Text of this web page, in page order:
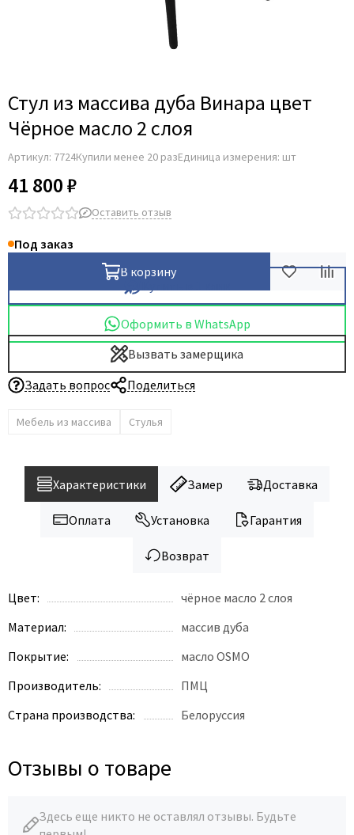
Стул из массива дуба Винара цвет
Чёрное масло 2 слоя
Артикул: 7724Купили менее 20 разЕдиница измерения: шт
41 800 ₽
Оставить отзыв
Под заказ
В корзину
Оформить в WhatsApp
Вызвать замерщика
Задать вопрос
Поделиться
Мебель из массива Стулья
Характеристики Замер Доставка
Оплата Установка Гарантия
Возврат
Цвет:
чёрное масло 2 слоя
Материал:
массив дуба
Покрытие:
масло OSMO
Производитель:
ПМЦ
Страна производства:
Белоруссия
Отзывы о товаре
Здесь еще никто не оставлял отзывы. Будьте